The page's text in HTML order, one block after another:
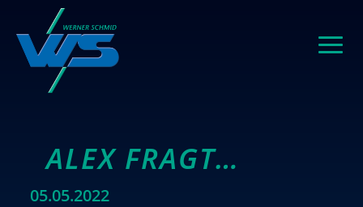
ALEX FRAGT…
05.05.2022